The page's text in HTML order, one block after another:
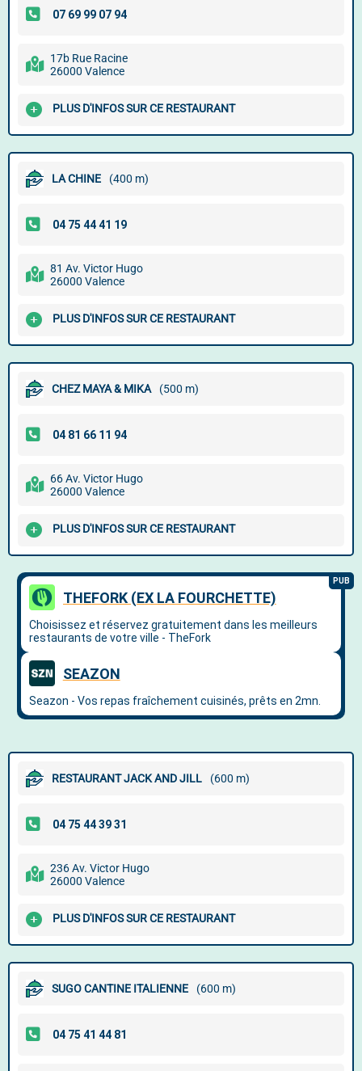
17b Rue Racine
26000 Valence
PLUS D'INFOS SUR CE RESTAURANT
LA CHINE (400 m)
81 Av. Victor Hugo
26000 Valence
PLUS D'INFOS SUR CE RESTAURANT
CHEZ MAYA & MIKA (500 m)
66 Av. Victor Hugo
26000 Valence
PLUS D'INFOS SUR CE RESTAURANT
RESTAURANT JACK AND JILL (600 m)
236 Av. Victor Hugo
26000 Valence
PLUS D'INFOS SUR CE RESTAURANT
SUGO CANTINE ITALIENNE (600 m)